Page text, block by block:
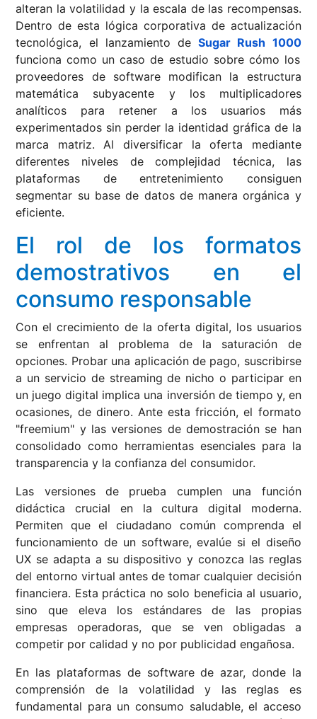
alteran la volatilidad y la escala de las recompensas.
Dentro de esta lógica corporativa de actualización
tecnológica, el lanzamiento de Sugar Rush 1000
funciona como un caso de estudio sobre cómo los
proveedores de software modifican la estructura
matemática subyacente y los multiplicadores
analíticos para retener a los usuarios más
experimentados sin perder la identidad gráfica de la
marca matriz. Al diversificar la oferta mediante
diferentes niveles de complejidad técnica, las
plataformas de entretenimiento consiguen
segmentar su base de datos de manera orgánica y
eficiente.
El rol de los formatos
demostrativos en el
consumo responsable
Con el crecimiento de la oferta digital, los usuarios
se enfrentan al problema de la saturación de
opciones. Probar una aplicación de pago, suscribirse
a un servicio de streaming de nicho o participar en
un juego digital implica una inversión de tiempo y, en
ocasiones, de dinero. Ante esta fricción, el formato
"freemium" y las versiones de demostración se han
consolidado como herramientas esenciales para la
transparencia y la confianza del consumidor.
Las versiones de prueba cumplen una función
didáctica crucial en la cultura digital moderna.
Permiten que el ciudadano común comprenda el
funcionamiento de un software, evalúe si el diseño
UX se adapta a su dispositivo y conozca las reglas
del entorno virtual antes de tomar cualquier decisión
financiera. Esta práctica no solo beneficia al usuario,
sino que eleva los estándares de las propias
empresas operadoras, que se ven obligadas a
competir por calidad y no por publicidad engañosa.
En las plataformas de software de azar, donde la
comprensión de la volatilidad y las reglas es
fundamental para un consumo saludable, el acceso